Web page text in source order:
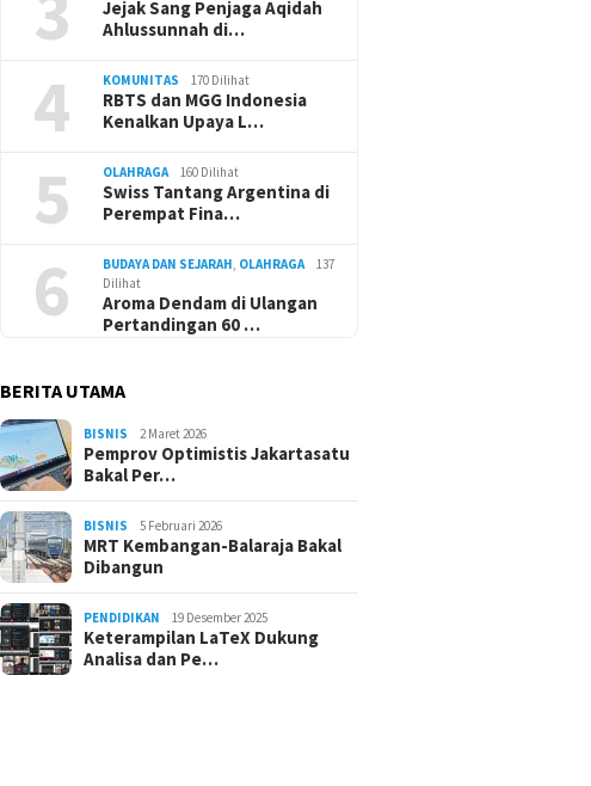
Jejak Sang Penjaga Aqidah
Ahlussunnah di…
4 KOMUNITAS 170 Dilihat
RBTS dan MGG Indonesia
Kenalkan Upaya L…
5 OLAHRAGA 160 Dilihat
Swiss Tantang Argentina di
Perempat Fina…
6 BUDAYA DAN SEJARAH OLAHRAGA
137
Dilihat
Aroma Dendam di Ulangan
Pertandingan 60 …
BERITA UTAMA
BISNIS 2 Maret 2026
Pemprov Optimistis Jakartasatu
Bakal Per…
BISNIS 5 Februari 2026
MRT Kembangan-Balaraja Bakal
Dibangun
PENDIDIKAN 19 Desember 2025
Keterampilan LaTeX Dukung
Analisa dan Pe…